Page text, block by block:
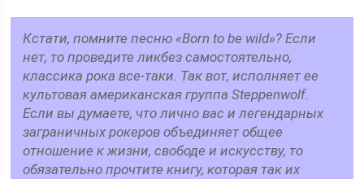
Кстати, помните песню «Born to be wild»? Если
нет, то проведите ликбез самостоятельно,
классика рока все-таки. Так вот, исполняет ее
культовая американская группа Steppenwolf.
Если вы думаете, что лично вас и легендарных
заграничных рокеров объединяет общее
отношение к жизни, свободе и искусству, то
обязательно прочтите книгу, которая так их